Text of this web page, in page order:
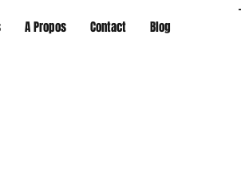
A Propos Contact Blog